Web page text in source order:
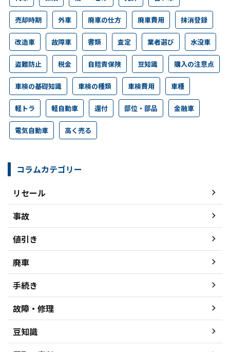
売却時期 外車 廃車の仕方 廃車費用 抹消登録
改造車 故障車 書類 査定 業者選び 水没車
盗難防止 税金 自賠責保険 豆知識 購入の注意点
車検の基礎知識 車検の種類 車検費用 車種
軽トラ 軽自動車 還付 部位・部品 金融車
電気自動車 高く売る
コラムカテゴリー
リセール
事故
値引き
廃車
手続き
故障・修理
豆知識